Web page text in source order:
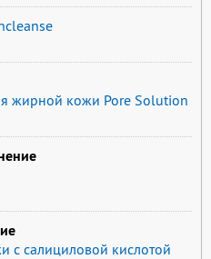
жирной кожи Pore Solution
с салициловой кислотой